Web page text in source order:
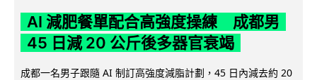
AI 減肥餐單配合高強度操練 成都男
45 日減 20 公斤後多器官衰竭
成都一名男子跟隨 AI 制訂高強度減脂計劃，45 日內減去約 20